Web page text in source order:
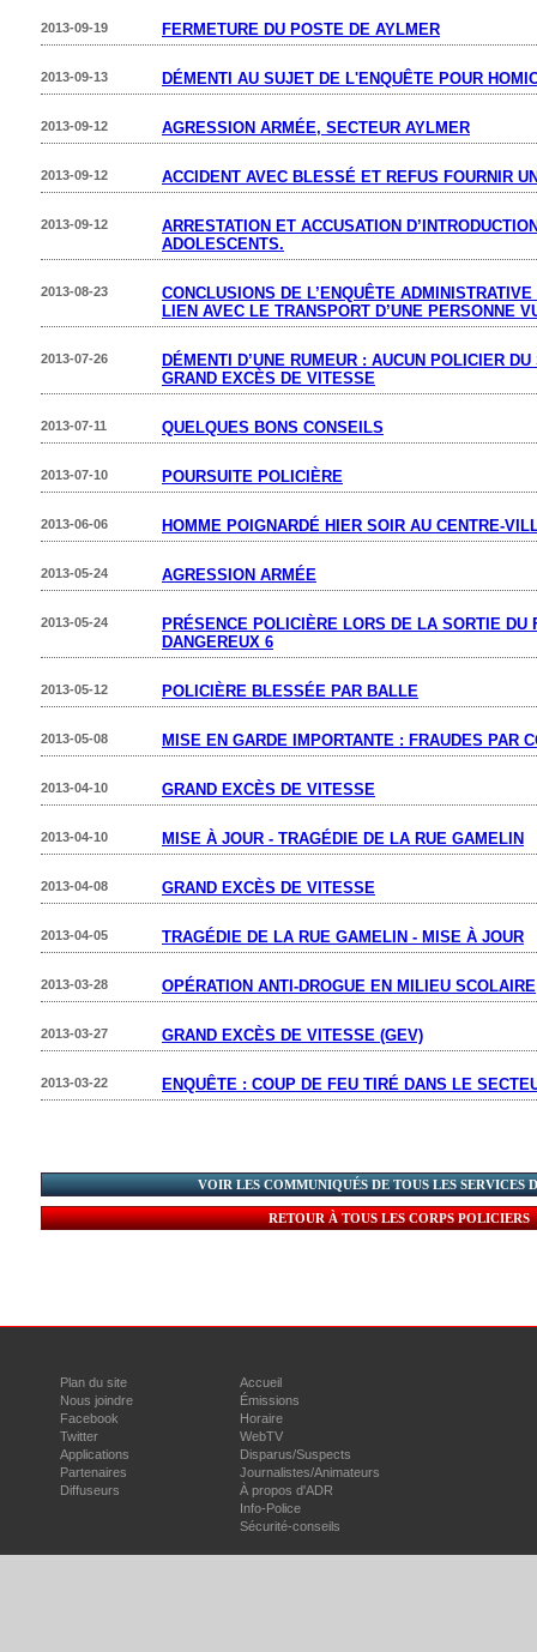
FERMETURE DU POSTE DE AYLMER
2013-09-19
DÉMENTI AU SUJET DE L'ENQUÊTE POUR
2013-09-13
AGRESSION ARMÉE, SECTEUR AYLMER
2013-09-12
ACCIDENT AVEC BLESSÉ ET REFUS FOURNIR
2013-09-12
ARRESTATION ET ACCUSATION
ADOLESCENTS.
2013-09-12
CONCLUSIONS DE L’ENQUÊTE
LIEN AVEC LE TRANSPORT D’UNE PERSONNE
2013-08-23
DÉMENTI D’UNE RUMEUR : AUCUN POLICIER
GRAND EXCÈS DE VITESSE
2013-07-26
QUELQUES BONS CONSEILS
2013-07-11
POURSUITE POLICIÈRE
2013-07-10
HOMME POIGNARDÉ HIER SOIR AU CENTRE-
2013-06-06
AGRESSION ARMÉE
2013-05-24
PRÉSENCE POLICIÈRE LORS DE LA SORTIE DU
DANGEREUX 6
2013-05-24
POLICIÈRE BLESSÉE PAR BALLE
2013-05-12
MISE EN GARDE IMPORTANTE : FRAUDES PAR
2013-05-08
GRAND EXCÈS DE VITESSE
2013-04-10
MISE À JOUR - TRAGÉDIE DE LA RUE GAMELIN
2013-04-10
GRAND EXCÈS DE VITESSE
2013-04-08
TRAGÉDIE DE LA RUE GAMELIN - MISE À JOUR
2013-04-05
OPÉRATION ANTI-DROGUE EN MILIEU SCOLAIRE
2013-03-28
GRAND EXCÈS DE VITESSE (GEV)
2013-03-27
ENQUÊTE : COUP DE FEU TIRÉ DANS LE
2013-03-22
VOIR LES COMMUNIQUÉS DE TOUS LES SERVICES
RETOUR À TOUS LES CORPS POLICIERS
Plan du site
Nous joindre
Facebook
Twitter
Applications
Partenaires
Diffuseurs
Accueil
Émissions
Horaire
WebTV
Disparus/Suspects
Journalistes/Animateurs
À propos d'ADR
Info-Police
Sécurité-conseils